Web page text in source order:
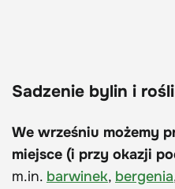
Sadzenie bylin i
We wrześniu możemy
miejsce (i przy okazji
m.in. barwinek, bergenia